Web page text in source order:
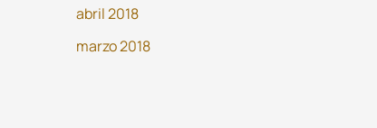
abril 2018
marzo 2018